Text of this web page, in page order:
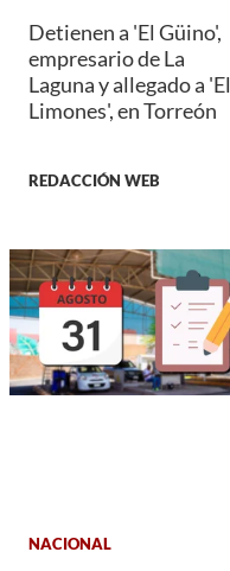
Detienen a 'El Güino',
empresario de La
Laguna y allegado a 'El
Limones', en Torreón
REDACCIÓN WEB
NACIONAL